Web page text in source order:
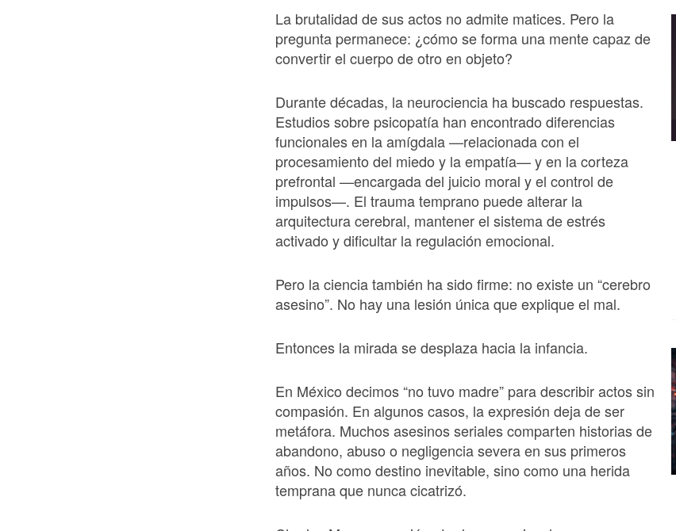
La brutalidad de sus actos no admite matices. Pero la
pregunta permanece: ¿cómo se forma una mente capaz de
convertir el cuerpo de otro en objeto?
Durante décadas, la neurociencia ha buscado respuestas.
Estudios sobre psicopatía han encontrado diferencias
funcionales en la amígdala —relacionada con el
procesamiento del miedo y la empatía— y en la corteza
prefrontal —encargada del juicio moral y el control de
impulsos—. El trauma temprano puede alterar la
arquitectura cerebral, mantener el sistema de estrés
activado y dificultar la regulación emocional.
Pero la ciencia también ha sido firme: no existe un “cerebro
asesino”. No hay una lesión única que explique el mal.
Entonces la mirada se desplaza hacia la infancia.
En México decimos “no tuvo madre” para describir actos sin
compasión. En algunos casos, la expresión deja de ser
metáfora. Muchos asesinos seriales comparten historias de
abandono, abuso o negligencia severa en sus primeros
años. No como destino inevitable, sino como una herida
temprana que nunca cicatrizó.